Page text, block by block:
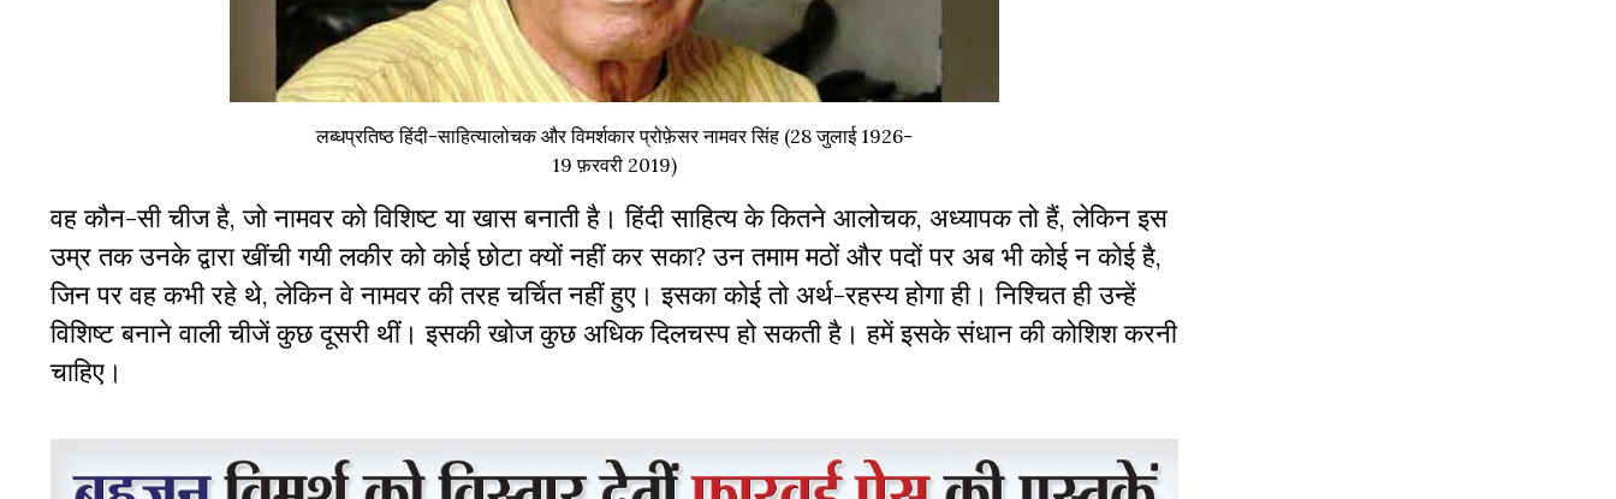
लब्धप्रतिष्ठ हिंदी-साहित्यालोचक और विमर्शकार प्रोफ़ेसर नामवर सिंह (28 जुलाई 1926-
19 फ़रवरी 2019)
वह कौन-सी चीज है, जो नामवर को विशिष्ट या खास बनाती है। हिंदी साहित्य के कितने आलोचक, अध्यापक तो हैं, लेकिन इस
उम्र तक उनके द्वारा खींची गयी लकीर को कोई छोटा क्यों नहीं कर सका? उन तमाम मठों और पदों पर अब भी कोई न कोई है,
जिन पर वह कभी रहे थे, लेकिन वे नामवर की तरह चर्चित नहीं हुए। इसका कोई तो अर्थ-रहस्य होगा ही। निश्चित ही उन्हें
विशिष्ट बनाने वाली चीजें कुछ दूसरी थीं। इसकी खोज कुछ अधिक दिलचस्प हो सकती है। हमें इसके संधान की कोशिश करनी
चाहिए।